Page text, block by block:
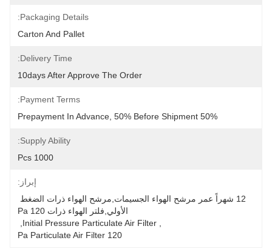
Packaging Details:
Carton And Pallet
Delivery Time:
10days After Approve The Order
Payment Terms:
50% Prepayment In Advance, 50% Before Shipment
Supply Ability:
1000 Pcs
إبراز:
الأولي,فلتر الهواء ذرات 120 Pa
Initial Pressure Particulate Air Filter
120 Pa Particulate Air Filter